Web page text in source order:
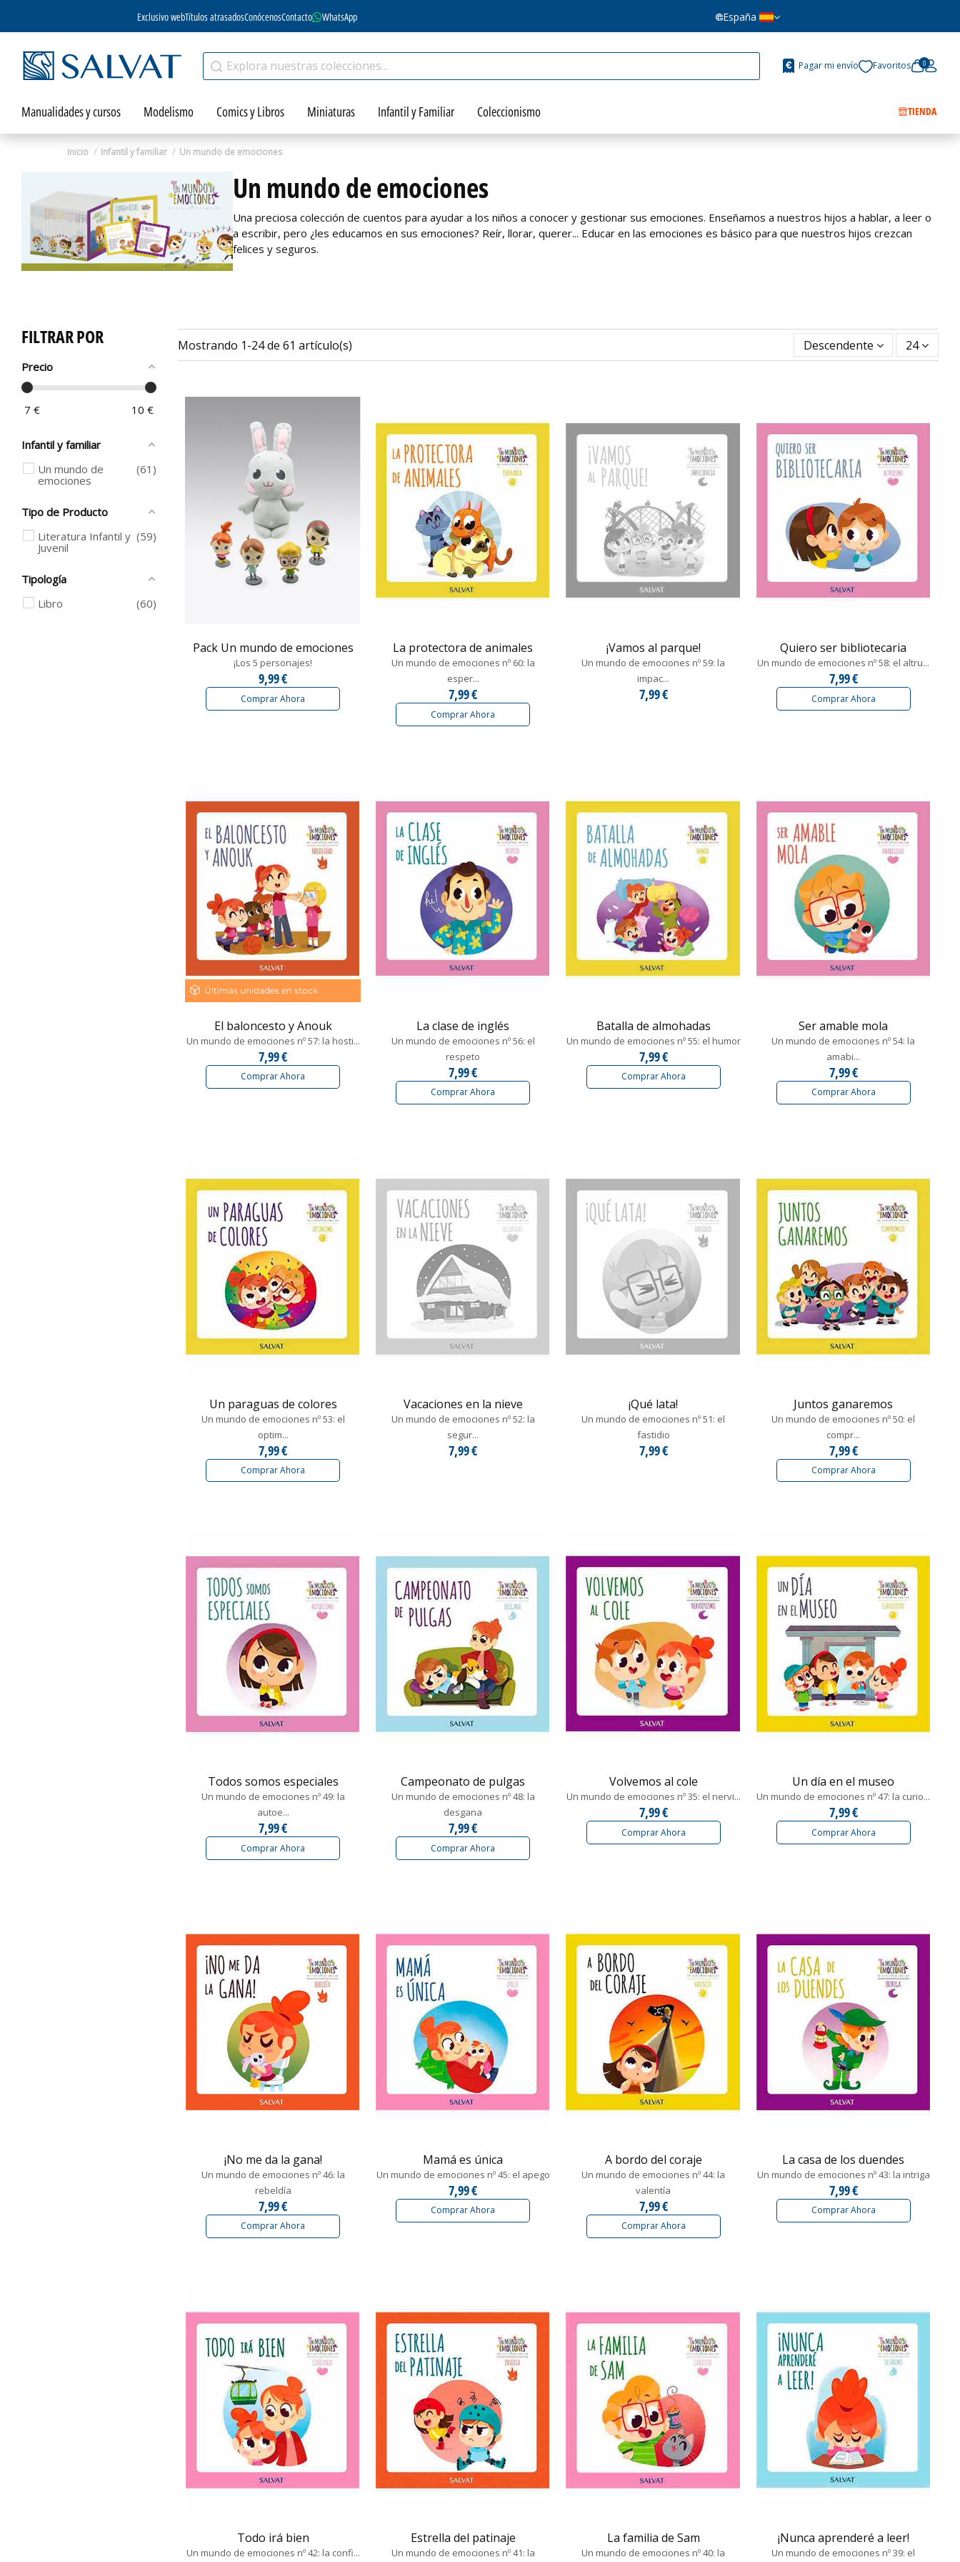
Exclusivo webTítulos atrasadosConócenosContacto WhatsApp España
Pagar mi envío Favoritos 0
Manualidades y cursos Modelismo Comics y Libros Miniaturas Infantil y Familiar Coleccionismo TIENDA
Inicio Infantil y familiar Un mundo de emociones
Un mundo de emociones
Una preciosa colección de cuentos para ayudar a los niños a conocer y gestionar sus emociones. Enseñamos a nuestros hijos a hablar, a leer o
a escribir, pero ¿les educamos en sus emociones? Reír, llorar, querer... Educar en las emociones es básico para que nuestros hijos crezcan
felices y seguros.
Mostrando 1-24 de 61 artículo(s) Descendente 24
Pack Un mundo de emociones
¡Los 5 personajes!
9,99 €
Comprar Ahora
La protectora de animales
Un mundo de emociones nº 60: la
esper...
7,99 €
Comprar Ahora
¡Vamos al parque!
Un mundo de emociones nº 59: la
impac...
7,99 €
Quiero ser bibliotecaria
Un mundo de emociones nº 58: el altru...
7,99 €
Comprar Ahora
Últimas unidades en stock
El baloncesto y Anouk
Un mundo de emociones nº 57: la hosti...
7,99 €
Comprar Ahora
La clase de inglés
Un mundo de emociones nº 56: el
respeto
7,99 €
Comprar Ahora
Batalla de almohadas
Un mundo de emociones nº 55: el humor
7,99 €
Comprar Ahora
Ser amable mola
Un mundo de emociones nº 54: la
amabi...
7,99 €
Comprar Ahora
Un paraguas de colores
Un mundo de emociones nº 53: el
optim...
7,99 €
Comprar Ahora
Vacaciones en la nieve
Un mundo de emociones nº 52: la
segur...
7,99 €
¡Qué lata!
Un mundo de emociones nº 51: el
fastidio
7,99 €
Juntos ganaremos
Un mundo de emociones nº 50: el
compr...
7,99 €
Comprar Ahora
Todos somos especiales
Un mundo de emociones nº 49: la
autoe...
7,99 €
Comprar Ahora
Campeonato de pulgas
Un mundo de emociones nº 48: la
desgana
7,99 €
Comprar Ahora
Volvemos al cole
Un mundo de emociones nº 35: el nervi...
7,99 €
Comprar Ahora
Un día en el museo
Un mundo de emociones nº 47: la curio...
7,99 €
Comprar Ahora
¡No me da la gana!
Un mundo de emociones nº 46: la
rebeldía
7,99 €
Comprar Ahora
Mamá es única
Un mundo de emociones nº 45: el apego
7,99 €
Comprar Ahora
A bordo del coraje
Un mundo de emociones nº 44: la
valentía
7,99 €
Comprar Ahora
La casa de los duendes
Un mundo de emociones nº 43: la intriga
7,99 €
Comprar Ahora
Todo irá bien
Un mundo de emociones nº 42: la confi...
Estrella del patinaje
Un mundo de emociones nº 41: la
La familia de Sam
Un mundo de emociones nº 40: la
¡Nunca aprenderé a leer!
Un mundo de emociones nº 39: el
FILTRAR POR
Precio
7 € 10 €
Infantil y familiar
Un mundo de
emociones
61
Tipo de Producto
Literatura Infantil y
Juvenil
59
Tipología
Libro
60